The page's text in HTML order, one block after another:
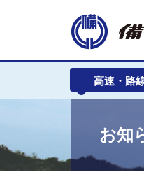
高速・路
お知